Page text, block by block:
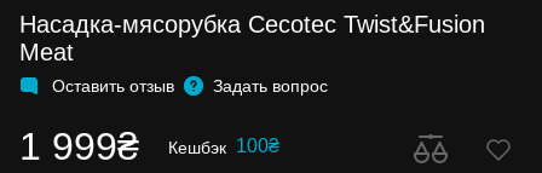
Насадка-мясорубка Cecotec Twist&Fusion
Meat
Оставить отзыв Задать вопрос
1 999₴ Кешбэк 100₴